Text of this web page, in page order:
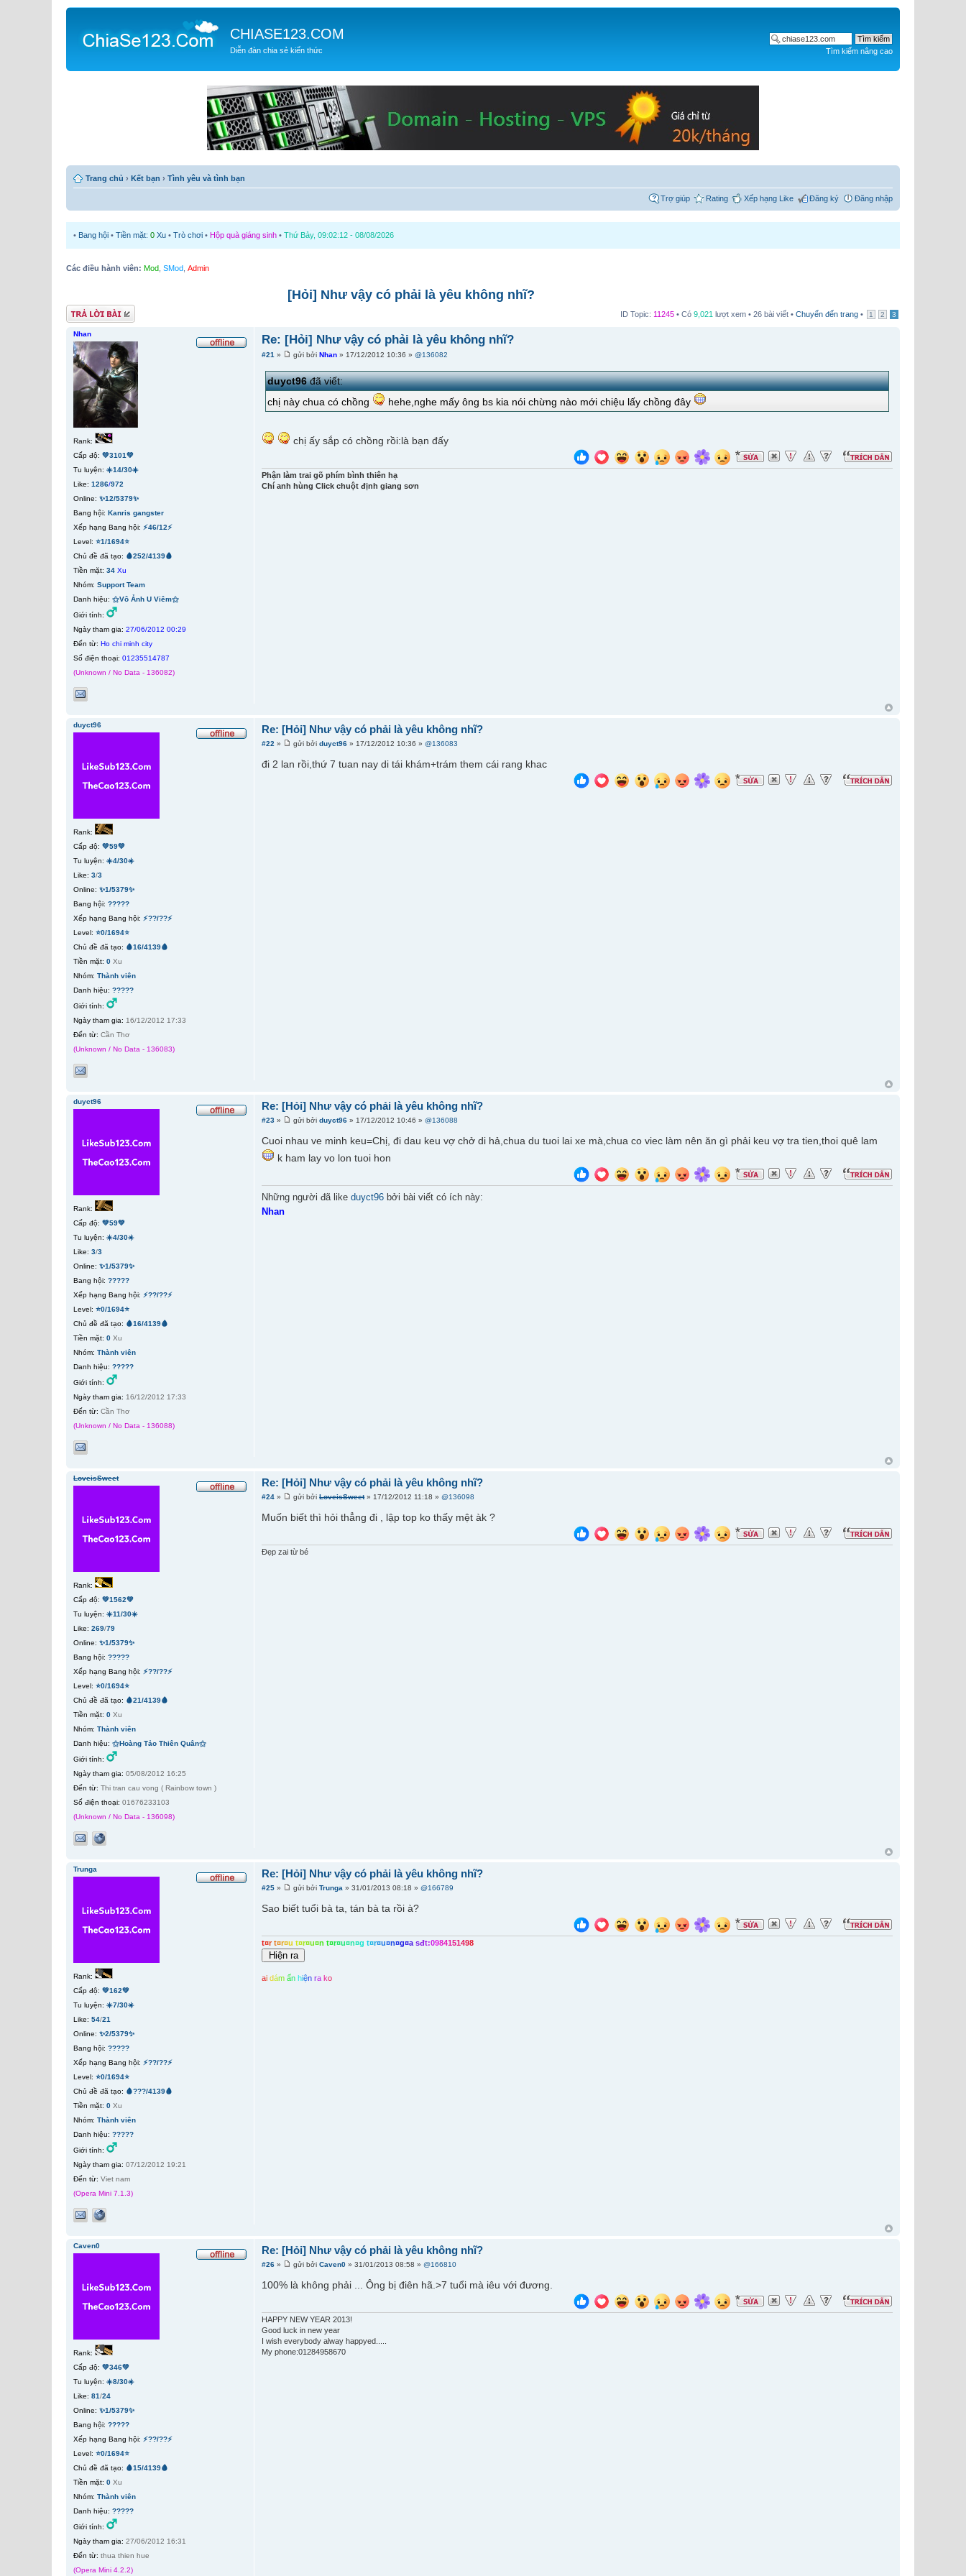
CHIASE123.COM
Diễn đàn chia sẻ kiến thức Tìm kiếm nâng cao
Trang chủ › Kết bạn › Tình yêu và tình bạn
Trợ giúp Rating Xếp hạng Like Đăng ký Đăng nhập
• Bang hội • Tiền mặt: 0 Xu • Trò chơi • Hộp quà giáng sinh • Thứ Bảy, 09:02:12 - 08/08/2026
Các điều hành viên: Mod SMod Admin
[Hỏi] Như vậy có phải là yêu không nhĩ?
Gửi bài trả lời ID Topic: 11245 • Có 9,021 lượt xem • 26 bài viết • Chuyển đến trang • 1 2 3
Re: [Hỏi] Như vậy có phải là yêu không nhĩ?
#21 » gửi bởiNhan » 17/12/2012 10:36 »@136082
duyct96đã viết:
chị này chua có chồng
hehe,nghe mấy ông bs kia nói chừng nào mới chiệu lấy chồng đây
chị ấy sắp có chồng rồi:là bạn đấy
Phận làm trai gõ phím bình thiên hạ
Chí anh hùng Click chuột định giang sơn
Nhan
Rank:
Cấp độ: 💚3101💚
Tu luyện: ☀️14/30☀️
Like: 1286/972
Online: ✨12/5379✨
Bang hội: Kanris gangster
Xếp hạng Bang hội: ⚡46/12⚡
Level: ⭐1/1694⭐
Chủ đề đã tạo: 🩸252/4139🩸
Tiền mặt: 34 Xu
Nhóm: Support Team
Danh hiệu: ⚝Vô Ảnh U Viêm⚝
Giới tính:
Ngày tham gia: 27/06/2012 00:29
Đến từ: Ho chi minh city
Số điện thoại: 01235514787
(Unknown / No Data - 136082)
Re: [Hỏi] Như vậy có phải là yêu không nhĩ?
#22 » gửi bởiduyct96 » 17/12/2012 10:36 »@136083
đi 2 lan rồi,thứ 7 tuan nay di tái khám+trám them cái rang khac
duyct96
Rank:
Cấp độ: 💚59💚
Tu luyện: ☀️4/30☀️
Like: 3/3
Online: ✨1/5379✨
Bang hội: ?????
Xếp hạng Bang hội: ⚡??/??⚡
Level: ⭐0/1694⭐
Chủ đề đã tạo: 🩸16/4139🩸
Tiền mặt: 0 Xu
Nhóm: Thành viên
Danh hiệu: ?????
Giới tính:
Ngày tham gia: 16/12/2012 17:33
Đến từ: Cần Thơ
(Unknown / No Data - 136083)
Re: [Hỏi] Như vậy có phải là yêu không nhĩ?
#23 » gửi bởiduyct96 » 17/12/2012 10:46 »@136088
Cuoi nhau ve minh keu=Chị, đi dau keu vợ chở di hả,chua du tuoi lai xe mà,chua co viec làm nên ăn gì phải keu vợ tra tien,thoi quê lam
k ham lay vo lon tuoi hon
Những người đã likeduyct96 bởi bài viết có ích này:
Nhan
duyct96
Rank:
Cấp độ: 💚59💚
Tu luyện: ☀️4/30☀️
Like: 3/3
Online: ✨1/5379✨
Bang hội: ?????
Xếp hạng Bang hội: ⚡??/??⚡
Level: ⭐0/1694⭐
Chủ đề đã tạo: 🩸16/4139🩸
Tiền mặt: 0 Xu
Nhóm: Thành viên
Danh hiệu: ?????
Giới tính:
Ngày tham gia: 16/12/2012 17:33
Đến từ: Cần Thơ
(Unknown / No Data - 136088)
Re: [Hỏi] Như vậy có phải là yêu không nhĩ?
#24 » gửi bởiLoveisSweet» 17/12/2012 11:18 »@136098
Muốn biết thì hỏi thẳng đi , lập top ko thấy mệt àk ?
Đẹp zai từ bé
LoveisSweet
Rank:
Cấp độ: 💚1562💚
Tu luyện: ☀️11/30☀️
Like: 269/79
Online: ✨1/5379✨
Bang hội: ?????
Xếp hạng Bang hội: ⚡??/??⚡
Level: ⭐0/1694⭐
Chủ đề đã tạo: 🩸21/4139🩸
Tiền mặt: 0 Xu
Nhóm: Thành viên
Danh hiệu: ⚝Hoàng Tảo Thiên Quân⚝
Giới tính:
Ngày tham gia: 05/08/2012 16:25
Đến từ: Thi tran cau vong ( Rainbow town )
Số điện thoại: 01676233103
(Unknown / No Data - 136098)
Re: [Hỏi] Như vậy có phải là yêu không nhĩ?
#25 » gửi bởiTrunga » 31/01/2013 08:18 »@166789
Sao biết tuổi bà ta, tán bà ta rồi à?
t¤r t¤r¤u t¤r¤u¤n t¤r¤u¤n¤g t¤r¤u¤n¤g¤a sđt:0984151498
ai dám ấn hiện ra ko
Trunga
Rank:
Cấp độ: 💚162💚
Tu luyện: ☀️7/30☀️
Like: 54/21
Online: ✨2/5379✨
Bang hội: ?????
Xếp hạng Bang hội: ⚡??/??⚡
Level: ⭐0/1694⭐
Chủ đề đã tạo: 🩸???/4139🩸
Tiền mặt: 0 Xu
Nhóm: Thành viên
Danh hiệu: ?????
Giới tính:
Ngày tham gia: 07/12/2012 19:21
Đến từ: Viet nam
(Opera Mini 7.1.3)
Re: [Hỏi] Như vậy có phải là yêu không nhĩ?
#26 » gửi bởiCaven0 » 31/01/2013 08:58 »@166810
100% là không phải ... Ông bị điên hã.>7 tuổi mà iêu với đương.
HAPPY NEW YEAR 2013!
Good luck in new year
I wish everybody alway happyed.....
My phone:01284958670
Caven0
Rank:
Cấp độ: 💚346💚
Tu luyện: ☀️8/30☀️
Like: 81/24
Online: ✨1/5379✨
Bang hội: ?????
Xếp hạng Bang hội: ⚡??/??⚡
Level: ⭐0/1694⭐
Chủ đề đã tạo: 🩸15/4139🩸
Tiền mặt: 0 Xu
Nhóm: Thành viên
Danh hiệu: ?????
Giới tính:
Ngày tham gia: 27/06/2012 16:31
Đến từ: thua thien hue
(Opera Mini 4.2.2)